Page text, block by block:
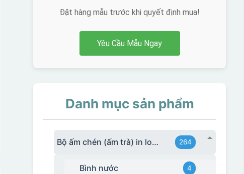
Đặt hàng mẫu trước khi quyết định mua!
Yêu Cầu Mẫu Ngay
Danh mục sản phẩm
Bộ ấm chén (ấm trà) in logo 264
Bình nước 4